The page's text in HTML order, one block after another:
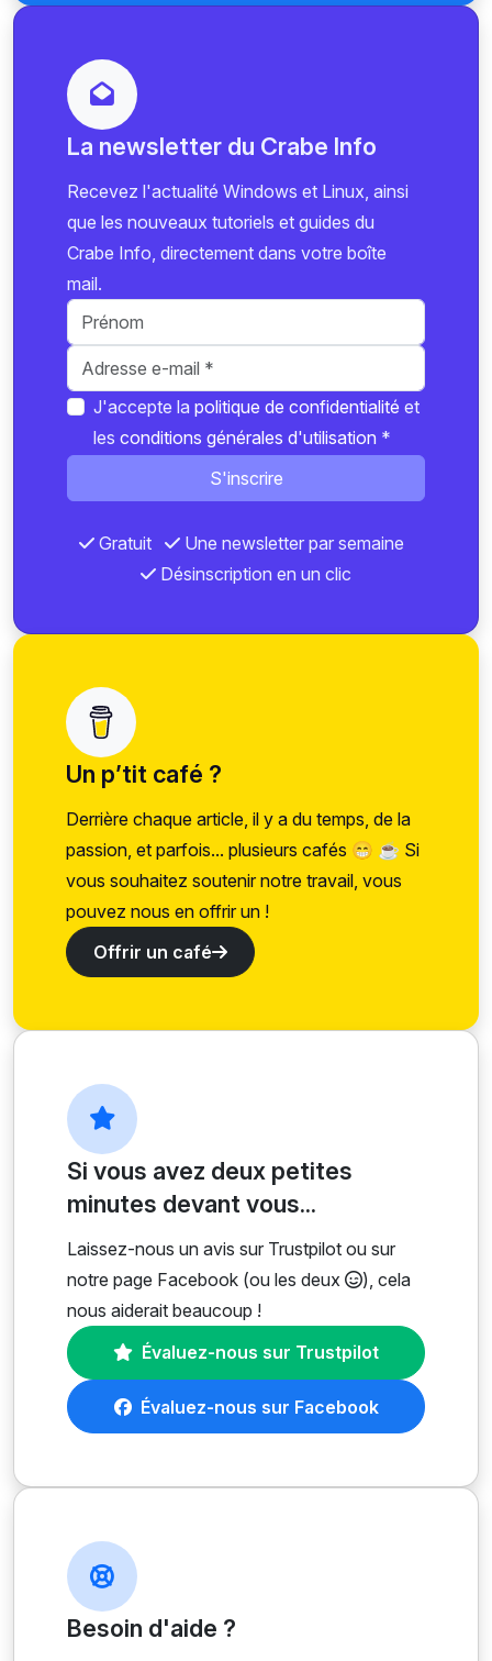
La newsletter du Crabe Info
Recevez l'actualité Windows et Linux, ainsi
que les nouveaux tutoriels et guides du
Crabe Info, directement dans votre boîte
mail.
J'accepte la politique de confidentialité et
les conditions générales d'utilisation *
S'inscrire
Gratuit
Une newsletter par semaine
Désinscription en un clic
Un p’tit café ?
Derrière chaque article, il y a du temps, de la
passion, et parfois... plusieurs cafés 😁 ☕ Si
vous souhaitez soutenir notre travail, vous
pouvez nous en offrir un !
Offrir un café
Si vous avez deux petites
minutes devant vous...
Laissez-nous un avis sur Trustpilot ou sur
notre page Facebook (ou les deux
), cela
nous aiderait beaucoup !
Évaluez-nous sur Trustpilot
Évaluez-nous sur Facebook
Besoin d'aide ?